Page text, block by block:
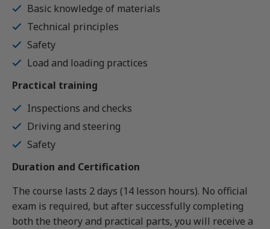
Basic knowledge of materials
Technical principles
Safety
Load and loading practices
Practical training
Inspections and checks
Driving and steering
Safety
Duration and Certification
The course lasts 2 days (14 lesson hours). No official
exam is required, but after successfully completing
both the theory and practical parts, you will receive a